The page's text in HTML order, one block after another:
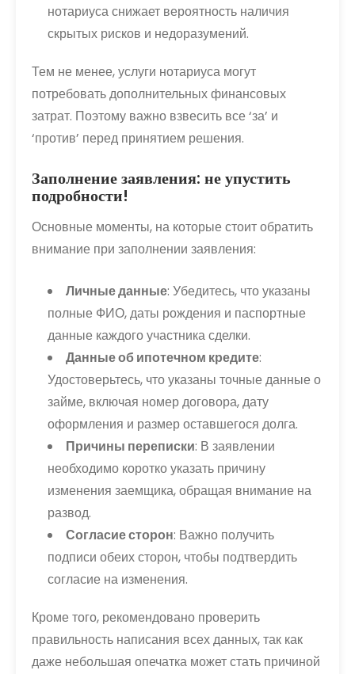
нотариуса снижает вероятность наличия
скрытых рисков и недоразумений.
Тем не менее, услуги нотариуса могут
потребовать дополнительных финансовых
затрат. Поэтому важно взвесить все ‘за’ и
‘против’ перед принятием решения.
Заполнение заявления: не упустить
подробности!
Основные моменты, на которые стоит обратить
внимание при заполнении заявления:
Личные данные: Убедитесь, что указаны
полные ФИО, даты рождения и паспортные
данные каждого участника сделки.
Данные об ипотечном кредите:
Удостоверьтесь, что указаны точные данные о
займе, включая номер договора, дату
оформления и размер оставшегося долга.
Причины переписки: В заявлении
необходимо коротко указать причину
изменения заемщика, обращая внимание на
развод.
Согласие сторон: Важно получить
подписи обеих сторон, чтобы подтвердить
согласие на изменения.
Кроме того, рекомендовано проверить
правильность написания всех данных, так как
даже небольшая опечатка может стать причиной